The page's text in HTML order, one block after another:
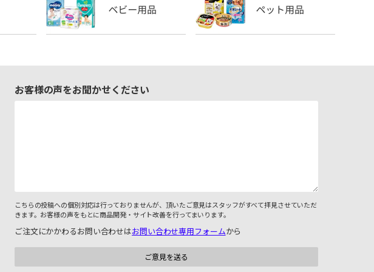
お客様の声をお聞かせください
こちらの投稿への個別対応は行っておりませんが、頂いたご意見はスタッフがすべて拝見させていただ
きます。お客様の声をもとに商品開発・サイト改善を行ってまいります。
ご注文にかかわるお問い合わせはお問い合わせ専用フォームから